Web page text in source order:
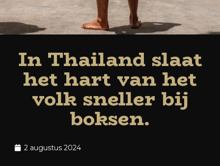
In Thailand slaat
het hart van het
volk sneller bij
boksen.
2 augustus 2024